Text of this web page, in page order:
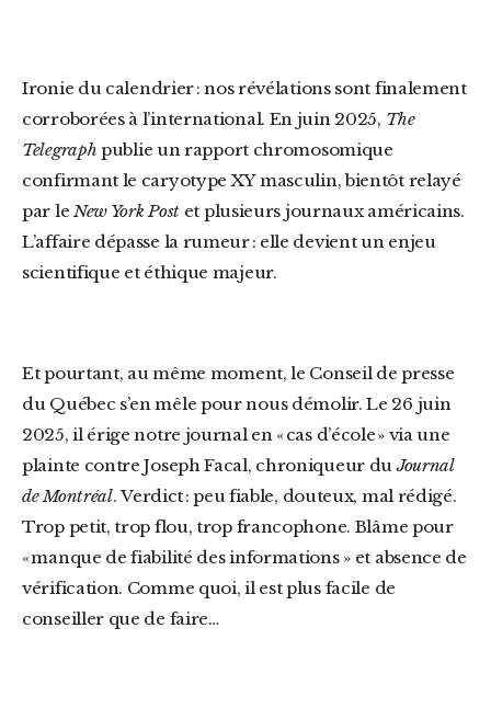
Ironie du calendrier : nos révélations sont finalement
corroborées à l’international. En juin 2025, The
Telegraph publie un rapport chromosomique
confirmant le caryotype XY masculin, bientôt relayé
par le New York Post et plusieurs journaux américains.
L’affaire dépasse la rumeur : elle devient un enjeu
scientifique et éthique majeur.
Et pourtant, au même moment, le Conseil de presse
du Québec s’en mêle pour nous démolir. Le 26 juin
2025, il érige notre journal en « cas d’école » via une
plainte contre Joseph Facal, chroniqueur duJournal
de Montréal. Verdict : peu fiable, douteux, mal rédigé.
Trop petit, trop flou, trop francophone. Blâme pour
« manque de fiabilité des informations » et absence de
vérification. Comme quoi, il est plus facile de
conseiller que de faire…